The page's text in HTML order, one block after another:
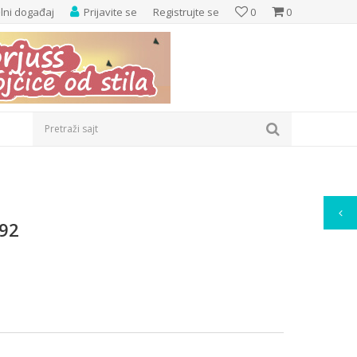
0
0
Prijavite se Registrujte se
događaj
Pretraži sajt